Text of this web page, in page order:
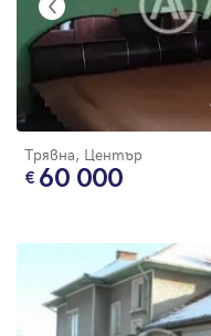
Трявна, Център
60 000